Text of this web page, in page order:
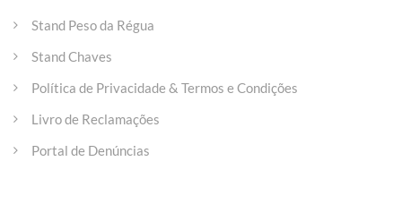
Stand Peso da Régua
Stand Chaves
Política de Privacidade & Termos e Condições
Livro de Reclamações
Portal de Denúncias